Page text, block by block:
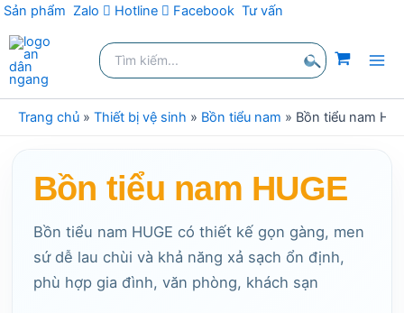
Sản phẩm Zalo Hotline Facebook Tư vấn
Nhảy
tới
nội
dung
Tìm
kiếm:
kiếm
Trang chủ » Thiết bị vệ sinh » Bồn tiểu nam » Bồn tiểu nam
Bồn tiểu nam HUGE
Bồn tiểu nam HUGE có thiết kế gọn gàng, men
sứ dễ lau chùi và khả năng xả sạch ổn định,
phù hợp gia đình, văn phòng, khách sạn